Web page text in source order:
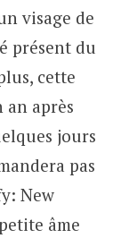
visage de
présent du
cette
an après
jours
pas
New
âme